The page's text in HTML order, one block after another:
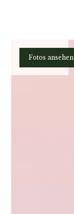
Planen
Fotos ansehen